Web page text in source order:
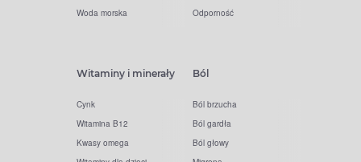
Woda morska
Odporność
Witaminy i minerały
Cynk
Witamina B12
Kwasy omega
Ból
Ból brzucha
Ból gardła
Ból głowy